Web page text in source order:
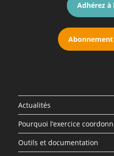
Adhérez à
Actualités
Pourquoi l’exercice
Outils et documentation